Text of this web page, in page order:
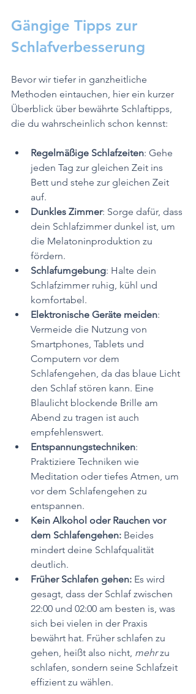
Gängige Tipps zur
Schlafverbesserung
Bevor wir tiefer in ganzheitliche
Methoden eintauchen, hier ein kurzer
Überblick über bewährte Schlaftipps,
die du wahrscheinlich schon kennst:
Regelmäßige Schlafzeiten: Gehe
jeden Tag zur gleichen Zeit ins
Bett und stehe zur gleichen Zeit
auf.
Dunkles Zimmer: Sorge dafür, dass
dein Schlafzimmer dunkel ist, um
die Melatoninproduktion zu
fördern.
Schlafumgebung: Halte dein
Schlafzimmer ruhig, kühl und
komfortabel.
Elektronische Geräte meiden:
Vermeide die Nutzung von
Smartphones, Tablets und
Computern vor dem
Schlafengehen, da das blaue Licht
den Schlaf stören kann. Eine
Blaulicht blockende Brille am
Abend zu tragen ist auch
empfehlenswert.
Entspannungstechniken:
Praktiziere Techniken wie
Meditation oder tiefes Atmen, um
vor dem Schlafengehen zu
entspannen.
Kein Alkohol oder Rauchen vor
dem Schlafengehen: Beides
mindert deine Schlafqualität
deutlich.
Früher Schlafen gehen: Es wird
gesagt, dass der Schlaf zwischen
22:00 und 02:00 am besten is, was
sich bei vielen in der Praxis
bewährt hat. Früher schlafen zu
gehen, heißt also nicht, mehr zu
schlafen, sondern seine Schlafzeit
effizient zu wählen.